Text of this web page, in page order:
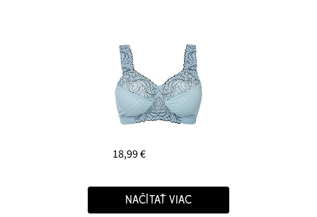
18,99 €
NAČÍTAŤ VIAC